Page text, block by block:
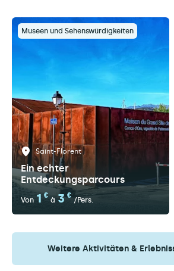
Museen und Sehenswürdigkeiten
Saint-Florent
Ein echter
Entdeckungsparcours
Von 1 €
à 3 €
/Pers.
Weitere Aktivitäten &